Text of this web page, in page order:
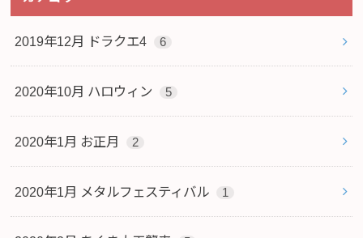
2019年12月 ドラクエ4 6
2020年10月 ハロウィン 5
2020年1月 お正月 2
2020年1月 メタルフェスティバル 1